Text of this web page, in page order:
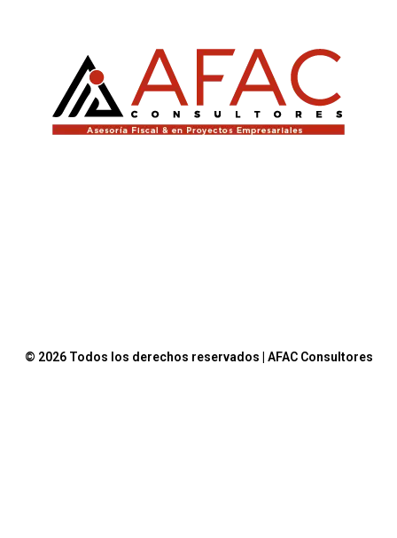
© 2026 Todos los derechos reservados | AFAC Consultores